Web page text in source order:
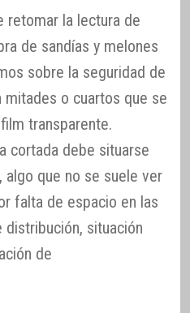
retomar la lectura de
de sandías y melones
sobre la seguridad de
o cuartos que se
transparente.
cortada debe situarse
algo que no se suele ver
falta de espacio en las
distribución, situación
de